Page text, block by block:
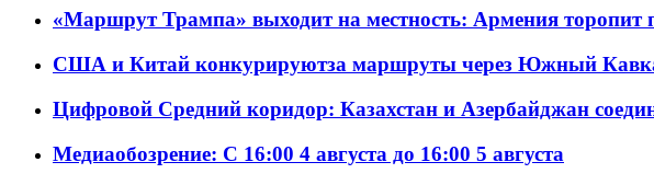
«Маршрут Трампа» выходит на местность: Армения
США и Китай конкурируютза маршруты через Южный
Цифровой Средний коридор: Казахстан и Азербайджан
Медиаобозрение: С 16:00 4 августа до 16:00 5 августа